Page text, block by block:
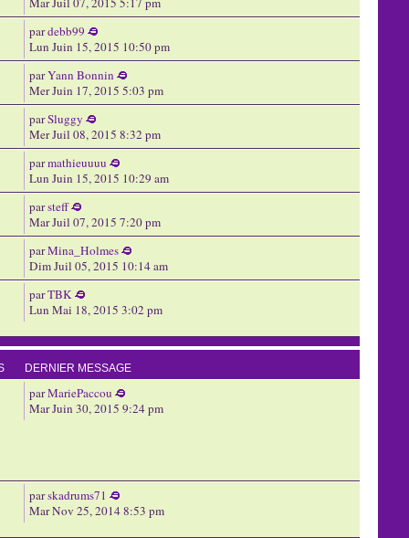
pardebb99
Lun Juin 15, 2015 10:50 pm
parYann Bonnin
Mer Juin 17, 2015 5:03 pm
parSluggy
Mer Juil 08, 2015 8:32 pm
parmathieuuuu
Lun Juin 15, 2015 10:29 am
parsteff
Mar Juil 07, 2015 7:20 pm
parMina_Holmes
Dim Juil 05, 2015 10:14 am
parTBK
Lun Mai 18, 2015 3:02 pm
DERNIER MESSAGE
parMariePaccou
Mar Juin 30, 2015 9:24 pm
parskadrums71
Mar Nov 25, 2014 8:53 pm